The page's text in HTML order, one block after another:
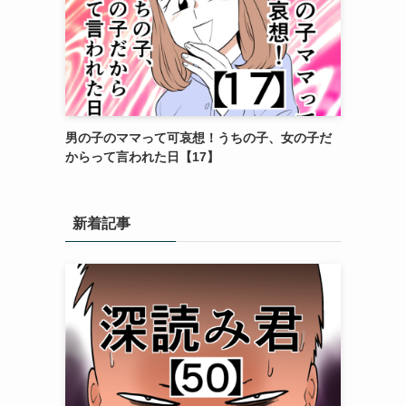
男の子のママって可哀想！うちの子、女の子だ
からって言われた日【17】
新着記事